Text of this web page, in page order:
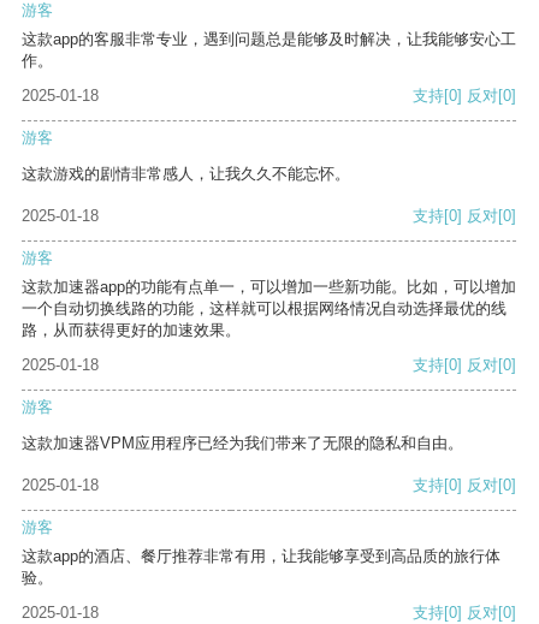
游客
这款app的客服非常专业，遇到问题总是能够及时解决，让我能够安心工
作。
2025-01-18
支持[0] 反对[0]
游客
这款游戏的剧情非常感人，让我久久不能忘怀。
2025-01-18 支持[0] 反对[0]
游客
这款加速器app的功能有点单一，可以增加一些新功能。比如，可以增加
一个自动切换线路的功能，这样就可以根据网络情况自动选择最优的线
路，从而获得更好的加速效果。
2025-01-18
支持[0] 反对[0]
游客
这款加速器VPM应用程序已经为我们带来了无限的隐私和自由。
2025-01-18 支持[0] 反对[0]
游客
这款app的酒店、餐厅推荐非常有用，让我能够享受到高品质的旅行体
验。
2025-01-18
支持[0] 反对[0]